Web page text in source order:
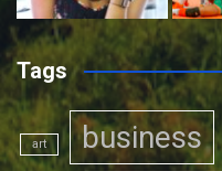
Tags
art business